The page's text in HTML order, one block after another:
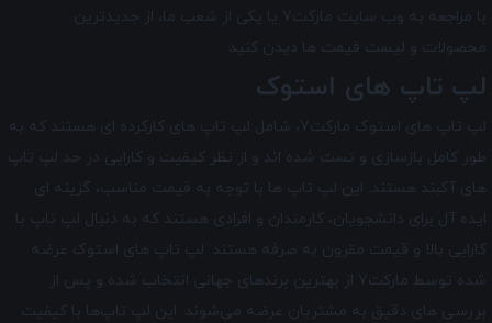
با مراجعه به وب سایت مارکت7 یا یکی از شعب ما، از جدیدترین
محصولات و لیست قیمت ها دیدن کنید.
لپ تاپ های استوک
لپ تاپ های استوک مارکت7، شامل لپ تاپ های کارکرده ای هستند که به
طور کامل بازسازی و تست شده اند و از نظر کیفیت و کارایی در حد لپ تاپ
های آکبند هستند. این لپ تاپ ها با توجه به قیمت مناسب، گزینه ای
ایده آل برای دانشجویان، کارمندان و افرادی هستند که به دنبال لپ تاپ با
کارایی بالا و قیمت مقرون به صرفه هستند. لپ تاپ‌ های استوک عرضه
شده توسط مارکت7 از بهترین برندهای جهانی انتخاب شده و پس از
بررسی‌ های دقیق به مشتریان عرضه می‌شوند. این لپ تاپ‌ها با کیفیت